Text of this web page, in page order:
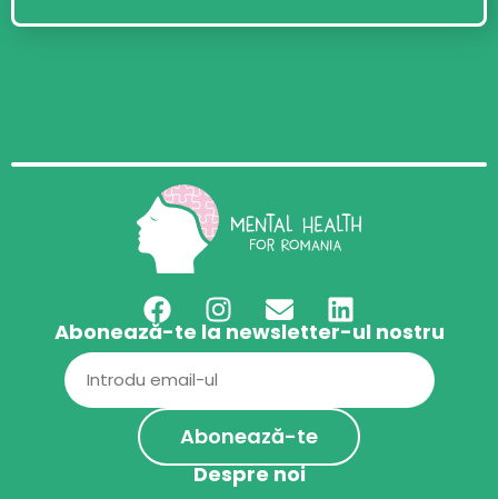
Abonează-te la newsletter-ul nostru
Email
(Required)
Despre noi